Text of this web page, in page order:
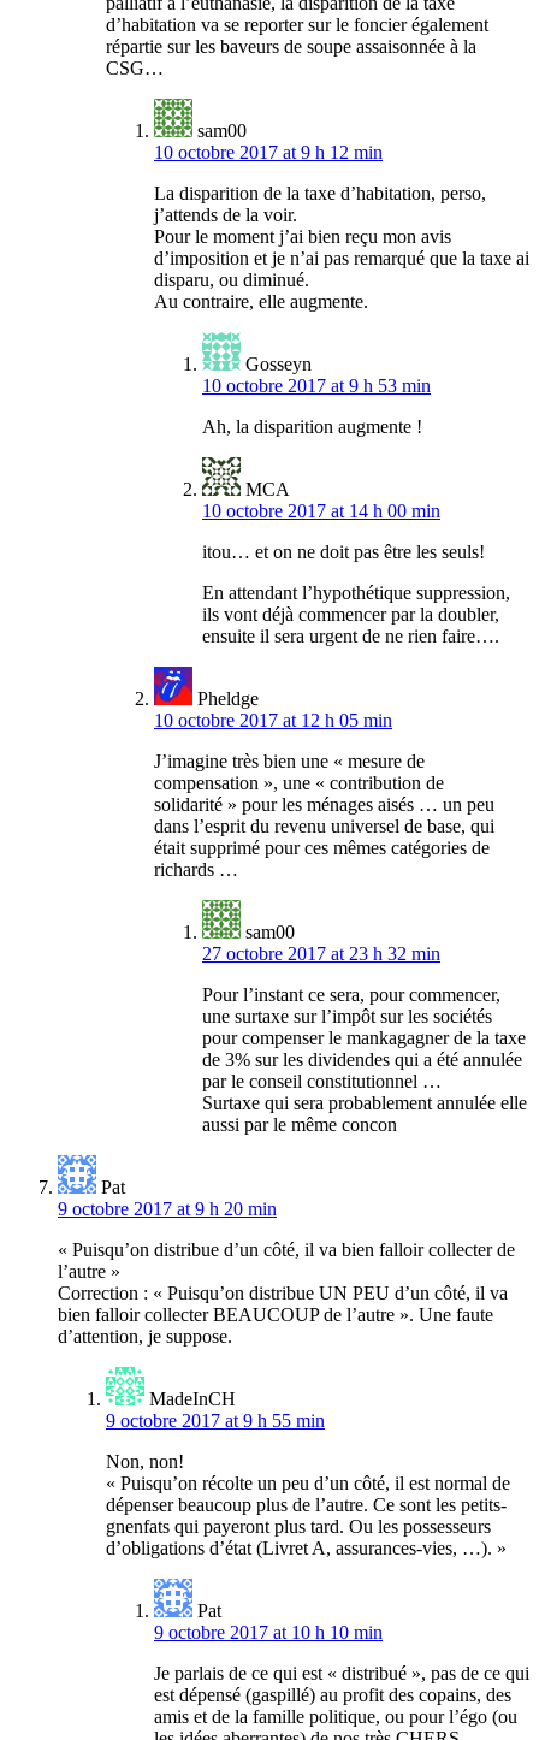
d’habitation va se reporter sur le foncier également
répartie sur les baveurs de soupe assaisonnée à la
CSG…
sam00
10 octobre 2017 at 9 h 12 min
La disparition de la taxe d’habitation, perso,
j’attends de la voir.
Pour le moment j’ai bien reçu mon avis
d’imposition et je n’ai pas remarqué que la taxe ai
disparu, ou diminué.
Au contraire, elle augmente.
Gosseyn
10 octobre 2017 at 9 h 53 min
Ah, la disparition augmente !
MCA
10 octobre 2017 at 14 h 00 min
itou… et on ne doit pas être les seuls!
En attendant l’hypothétique suppression,
ils vont déjà commencer par la doubler,
ensuite il sera urgent de ne rien faire….
Pheldge
10 octobre 2017 at 12 h 05 min
J’imagine très bien une « mesure de
compensation », une « contribution de
solidarité » pour les ménages aisés … un peu
dans l’esprit du revenu universel de base, qui
était supprimé pour ces mêmes catégories de
richards …
sam00
27 octobre 2017 at 23 h 32 min
Pour l’instant ce sera, pour commencer,
une surtaxe sur l’impôt sur les sociétés
pour compenser le mankagagner de la taxe
de 3% sur les dividendes qui a été annulée
par le conseil constitutionnel …
Surtaxe qui sera probablement annulée elle
aussi par le même concon
Pat
9 octobre 2017 at 9 h 20 min
« Puisqu’on distribue d’un côté, il va bien falloir collecter de
l’autre »
Correction : « Puisqu’on distribue UN PEU d’un côté, il va
bien falloir collecter BEAUCOUP de l’autre ». Une faute
d’attention, je suppose.
MadeInCH
9 octobre 2017 at 9 h 55 min
Non, non!
« Puisqu’on récolte un peu d’un côté, il est normal de
dépenser beaucoup plus de l’autre. Ce sont les petits-
gnenfats qui payeront plus tard. Ou les possesseurs
d’obligations d’état (Livret A, assurances-vies, …). »
Pat
9 octobre 2017 at 10 h 10 min
Je parlais de ce qui est « distribué », pas de ce qui
est dépensé (gaspillé) au profit des copains, des
amis et de la famille politique, ou pour l’égo (ou